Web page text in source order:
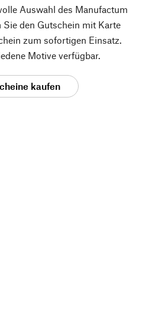
Auswahl des Manufactum
den Gutschein mit Karte
zum sofortigen Einsatz.
Motive verfügbar.
kaufen